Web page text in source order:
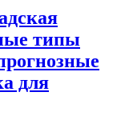
типы
для